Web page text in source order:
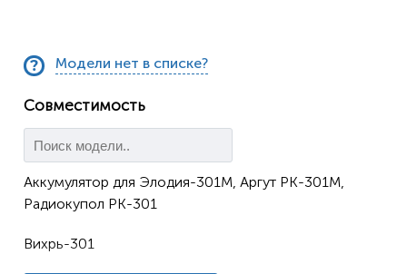
Модели нет в списке?
Совместимость
Аккумулятор для Элодия-301М, Аргут РК-301М,
Радиокупол РК-301
Вихрь-301